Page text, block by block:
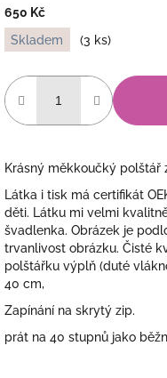
650 Kč
Měrná
cena:
Skladem (3 ks)
Krásný měkkoučký polštář
Látka i tisk má certifikát
děti. Látku mi velmi
švadlenka. Obrázek je
trvanlivost obrázku. Čisté
polštářku výplň (duté
40 cm,
Zapínání na skrytý zip.
prát na 40 stupnů jako